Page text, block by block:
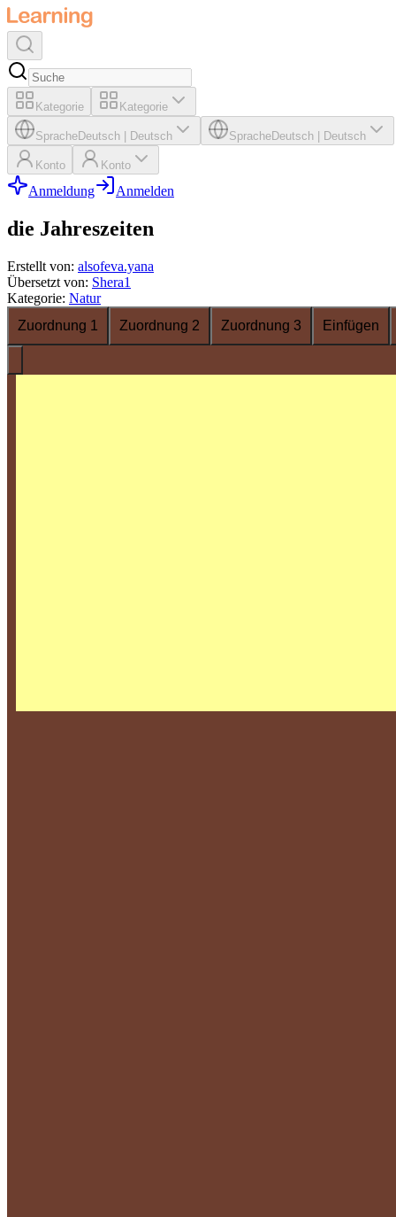
Kategorie Kategorie
SpracheDeutsch Deutsch SpracheDeutsch Deutsch
Konto Konto
Anmeldung Anmelden
die Jahreszeiten
Erstellt von: alsofeva.yana
Übersetzt von: Shera1
Kategorie: Natur
Zuordnung 1
Zuordnung 2 Zuordnung 3 Einfügen